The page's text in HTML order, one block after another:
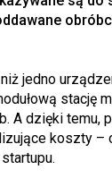
jedno
stację
A dzięki temu,
koszty –